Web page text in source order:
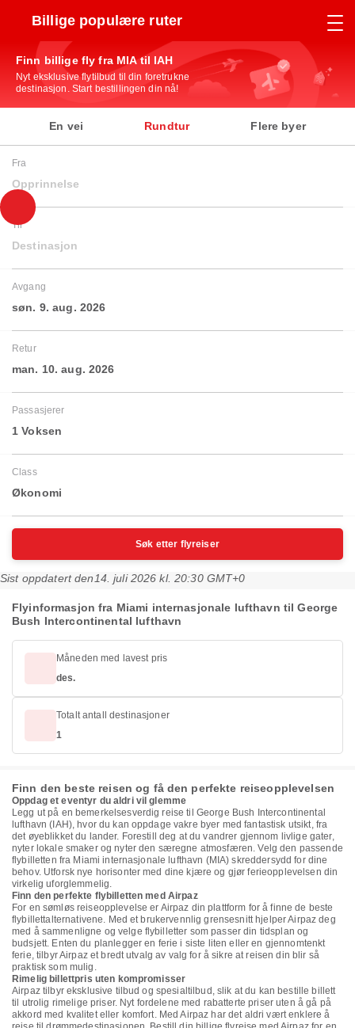
Billige populære ruter
Finn billige fly fra MIA til IAH
Nyt eksklusive flytilbud til din foretrukne
destinasjon. Start bestillingen din nå!
En vei Rundtur Flere byer
Fra
Opprinnelse
Til
Destinasjon
Avgang
søn. 9. aug. 2026
Retur
man. 10. aug. 2026
Passasjerer
1 Voksen
Class
Økonomi
Søk etter flyreiser
Sist oppdatert den 14. juli 2026 kl. 20:30 GMT+0
Flyinformasjon fra Miami internasjonale lufthavn til George
Bush Intercontinental lufthavn
Måneden med lavest pris
des.
Totalt antall destinasjoner
1
Finn den beste reisen og få den perfekte reiseopplevelsen
Oppdag et eventyr du aldri vil glemme
Legg ut på en bemerkelsesverdig reise til George Bush Intercontinental
lufthavn (IAH), hvor du kan oppdage vakre byer med fantastisk utsikt, fra
det øyeblikket du lander. Forestill deg at du vandrer gjennom livlige gater,
nyter lokale smaker og nyter den særegne atmosfæren. Velg den passende
flybilletten fra Miami internasjonale lufthavn (MIA) skreddersydd for dine
behov. Utforsk nye horisonter med dine kjære og gjør ferieopplevelsen din
virkelig uforglemmelig.
Finn den perfekte flybilletten med Airpaz
For en sømløs reiseopplevelse er Airpaz din plattform for å finne de beste
flybillettalternativene. Med et brukervennlig grensesnitt hjelper Airpaz deg
med å sammenligne og velge flybilletter som passer din tidsplan og
budsjett. Enten du planlegger en ferie i siste liten eller en gjennomtenkt
ferie, tilbyr Airpaz et bredt utvalg av valg for å sikre at reisen din blir så
praktisk som mulig.
Rimelig billettpris uten kompromisser
Airpaz tilbyr eksklusive tilbud og spesialtilbud, slik at du kan bestille billett
til utrolig rimelige priser. Nyt fordelene med rabatterte priser uten å gå på
akkord med kvalitet eller komfort. Med Airpaz har det aldri vært enklere å